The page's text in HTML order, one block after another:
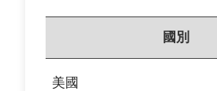
國別
美國